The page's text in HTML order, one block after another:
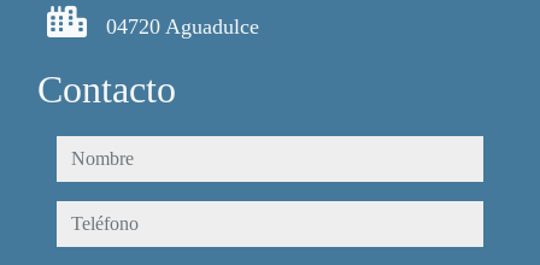
04720 Aguadulce
Contacto
nombre
teléfono